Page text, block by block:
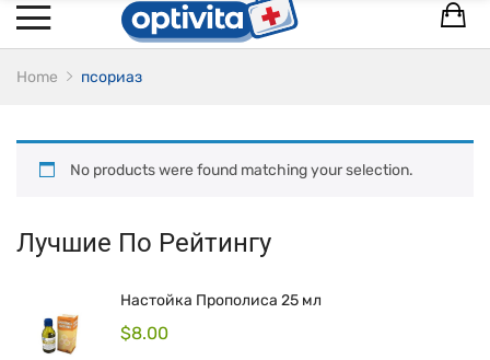
Home псориаз
No products were found matching your selection.
Лучшие По Рейтингу
Настойка Прополиса 25 мл
$8.00